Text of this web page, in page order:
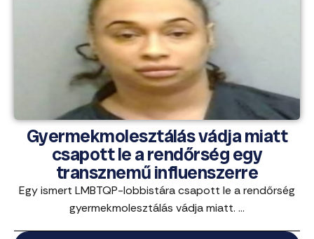
Gyermekmolesztálás vádja miatt
csapott le a rendőrség egy
transznemű influenszerre
Egy ismert LMBTQP-lobbistára csapott le a rendőrség
gyermekmolesztálás vádja miatt. ...